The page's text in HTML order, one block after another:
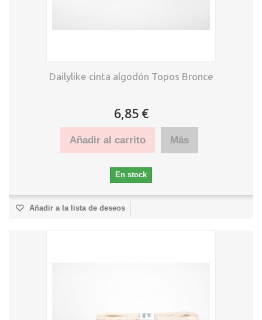
Dailylike cinta algodón Topos Bronce
6,85 €
Añadir al carrito Más
En stock
Añadir a la lista de deseos